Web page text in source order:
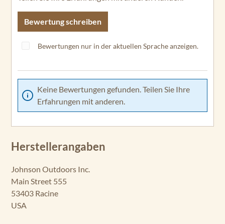
Bewertung schreiben
Bewertungen nur in der aktuellen Sprache anzeigen.
Keine Bewertungen gefunden. Teilen Sie Ihre
Erfahrungen mit anderen.
Herstellerangaben
Johnson Outdoors Inc.
Main Street 555
53403 Racine
USA